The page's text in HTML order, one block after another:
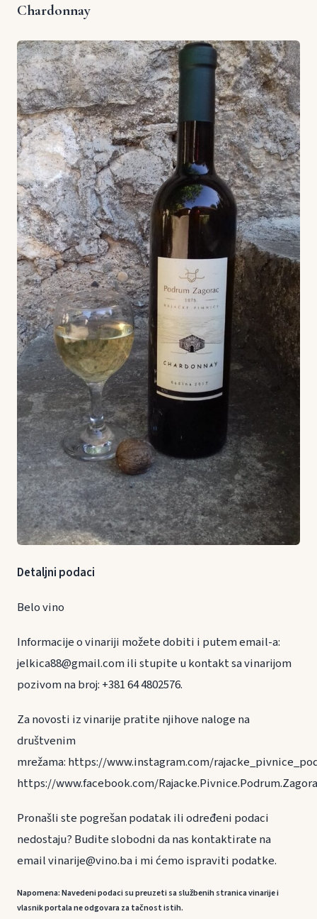
Chardonnay
Detaljni podaci
Belo vino
Informacije o vinariji možete dobiti i putem email-a:
jelkica88@gmail.com ili stupite u kontakt sa vinarijom
pozivom na broj: +381 64 4802576.
Za novosti iz vinarije pratite njihove naloge na
društvenim
mrežama: https://www.instagram.com/
https://www.facebook.com/
Pronašli ste pogrešan podatak ili određeni podaci
nedostaju? Budite slobodni da nas kontaktirate na
email vinarije@vino.ba i mi ćemo ispraviti podatke.
Napomena: Navedeni podaci su preuzeti sa službenih stranica vinarije i
vlasnik portala ne odgovara za tačnost istih.